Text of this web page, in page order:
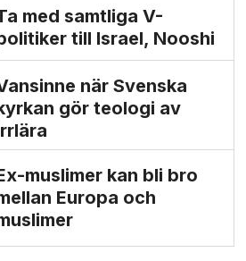
med samtliga V-
till Israel, Nooshi
när Svenska
gör teologi av
muslimer kan bli bro
Europa och